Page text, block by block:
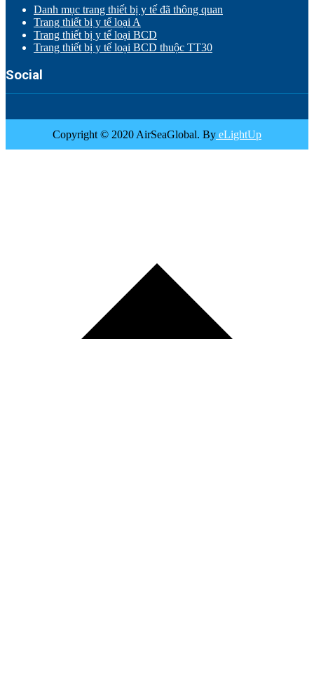
Danh mục trang thiết bị y tế đã thông quan
Trang thiết bị y tế loại A
Trang thiết bị y tế loại BCD
Trang thiết bị y tế loại BCD thuộc TT30
Social
Copyright © 2020 AirSeaGlobal. By eLightUp